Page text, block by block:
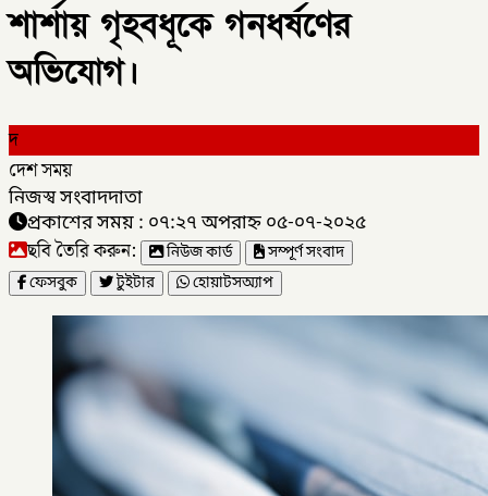
শার্শায় গৃহবধূকে গনধর্ষণের
অভিযোগ।
দ
দেশ সময়
নিজস্ব সংবাদদাতা
প্রকাশের সময় : ০৭:২৭ অপরাহ্ন ০৫-০৭-২০২৫
ছবি তৈরি করুন: নিউজ কার্ড
সম্পূর্ণ সংবাদ
ফেসবুক
টুইটার হোয়াটসঅ্যাপ